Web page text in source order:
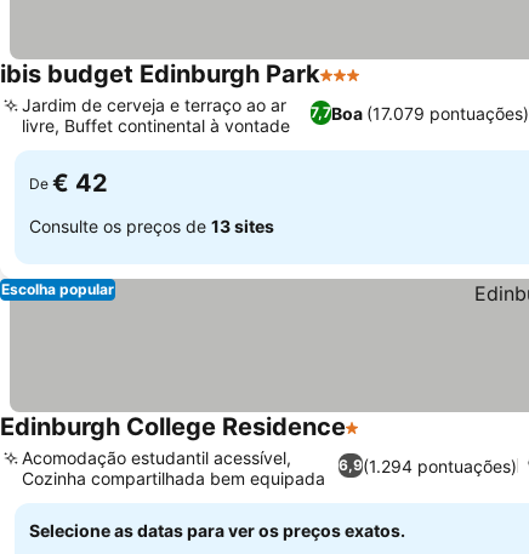
ibis budget Edinburgh Park3 Estrelas
7,7Boa (17.079 pontuações)
Jardim de cerveja e terraço ao ar
livre, Buffet continental à vontade
De € 42
Consulte os preços de 13 sites
Escolha popular
Edinburgh College Residence1 Estrelas
6,9(1.294 pontuações)
Acomodação estudantil acessível,
Cozinha compartilhada bem equipada
Selecione as datas para ver os preços exatos.